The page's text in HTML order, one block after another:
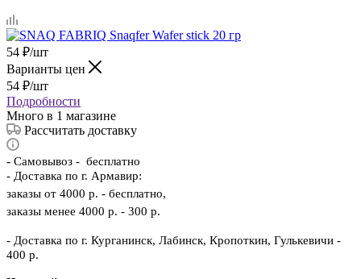
54 ₽/шт
Варианты цен
54 ₽/шт
Подробности
Много в 1 магазине
Рассчитать доставку
- Самовывоз - бесплатно
- Доставка по г. Армавир:
заказы от 4000 р. - бесплатно,
заказы менее 4000 р. - 300 р.
- Доставка по г. Курганинск, Лабинск, Кропоткин, Гулькевичи -
400 р.